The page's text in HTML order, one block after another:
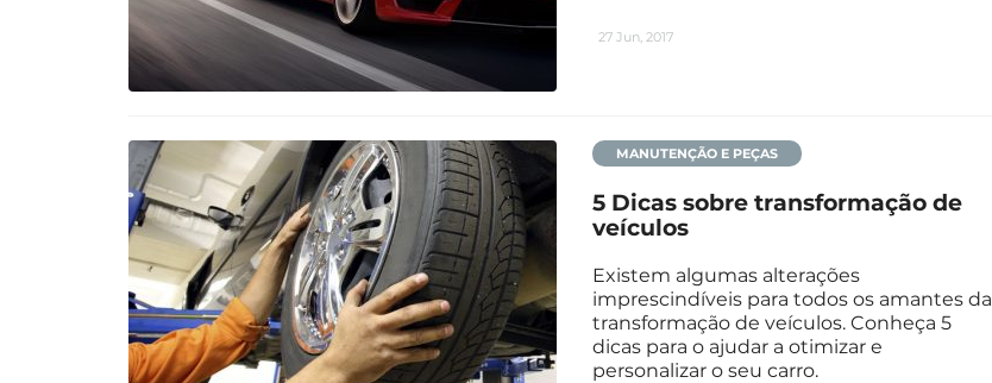
27 Jun, 2017
MANUTENÇÃO E PEÇAS
5 Dicas sobre transformação de
veículos
Existem algumas alterações
imprescindíveis para todos os amantes da
transformação de veículos. Conheça 5
dicas para o ajudar a otimizar e
personalizar o seu carro.